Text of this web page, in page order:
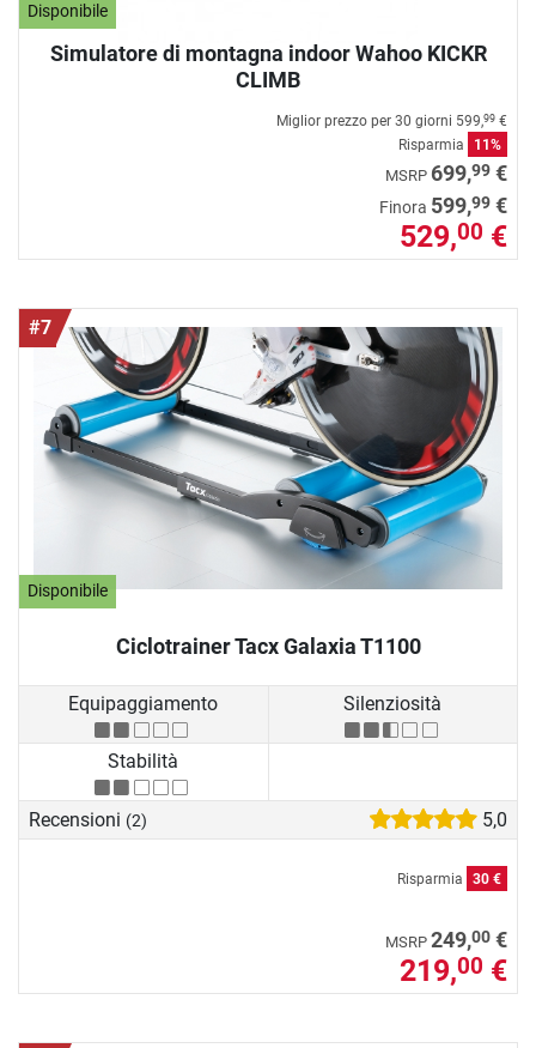
Disponibile
Simulatore di montagna indoor Wahoo KICKR
CLIMB
Miglior prezzo per 30 giorni 599,99 €
Risparmia
11%
MSRP 699,99 €
Finora 599,99 €
529,00 €
#7
Disponibile
Ciclotrainer Tacx Galaxia T1100
Equipaggiamento Silenziosità
Stabilità
Recensioni (2) 5,0
Risparmia 30 €
MSRP 249,00 €
219,00 €